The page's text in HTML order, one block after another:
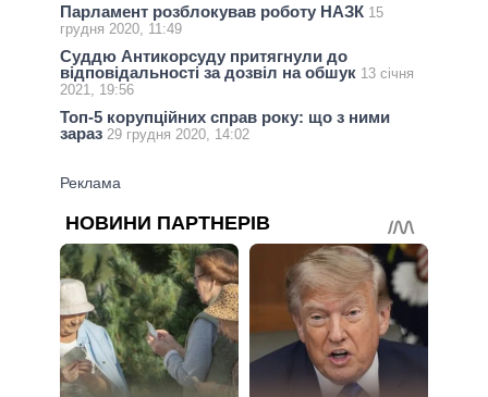
Парламент розблокував роботу НАЗК 15
грудня 2020, 11:49
Суддю Антикорсуду притягнули до
відповідальності за дозвіл на обшук 13 січня
2021, 19:56
Топ-5 корупційних справ року: що з ними
зараз 29 грудня 2020, 14:02